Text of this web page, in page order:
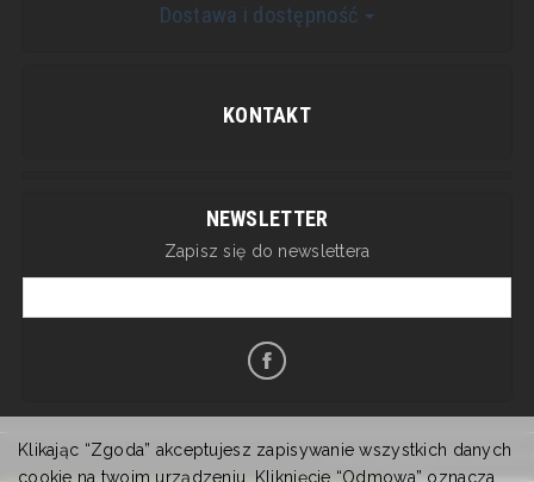
Dostawa i dostępność
KONTAKT
NEWSLETTER
Zapisz się do newslettera
Sklep internetowy SOTESHOP AI
Klikając “Zgoda” akceptujesz zapisywanie wszystkich danych
cookie na twoim urządzeniu. Kliknięcie “Odmowa” oznacza